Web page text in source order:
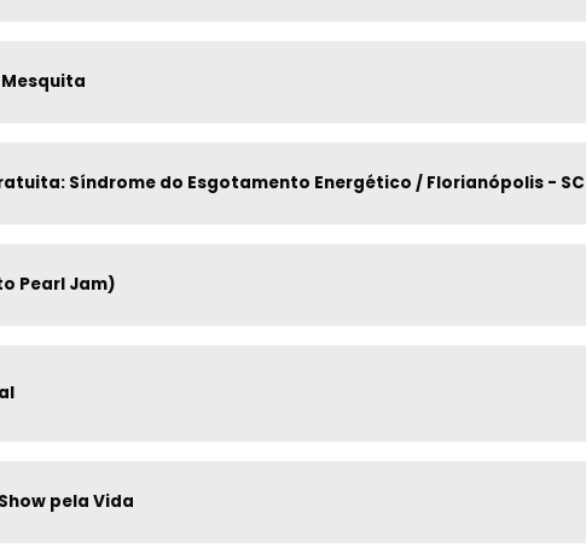
Síndrome do Esgotamento Energético / Florianópolis - SC
Pearl Jam)
pela Vida